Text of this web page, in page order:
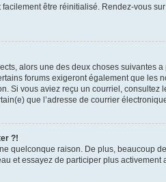
être réinitialisé. Rendez-vous
alors une des deux choses
forums exigeront également que
Si vous aviez reçu un courriel,
que l’adresse de courrier
?!
quelconque raison. De plus,
et essayez de participer plus activement